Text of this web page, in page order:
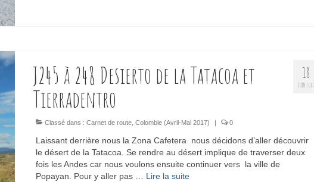
18
JUIN 2017
J245 à 248 Desierto de la Tatacoa et
Tierradentro
Classé dans : Carnet de route, Colombie (Avril-Mai 2017) | 0
Laissant derrière nous la Zona Cafetera nous décidons d’aller découvrir
le désert de la Tatacoa. Se rendre au désert implique de traverser deux
fois les Andes car nous voulons ensuite continuer vers la ville de
Popayan. Pour y aller pas … Lire la suite­­